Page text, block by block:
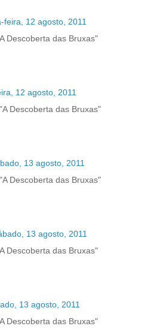
feira, 12 agosto, 2011
Descoberta das Bruxas"
12 agosto, 2011
Descoberta das Bruxas"
13 agosto, 2011
Descoberta das Bruxas"
13 agosto, 2011
Descoberta das Bruxas"
13 agosto, 2011
Descoberta das Bruxas"